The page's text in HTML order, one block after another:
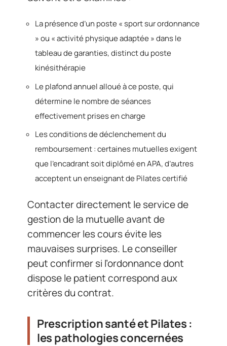
La présence d’un poste « sport sur ordonnance
» ou « activité physique adaptée » dans le
tableau de garanties, distinct du poste
kinésithérapie
Le plafond annuel alloué à ce poste, qui
détermine le nombre de séances
effectivement prises en charge
Les conditions de déclenchement du
remboursement : certaines mutuelles exigent
que l’encadrant soit diplômé en APA, d’autres
acceptent un enseignant de Pilates certifié
Contacter directement le service de
gestion de la mutuelle avant de
commencer les cours évite les
mauvaises surprises. Le conseiller
peut confirmer si l’ordonnance dont
dispose le patient correspond aux
critères du contrat.
Prescription santé et Pilates :
les pathologies concernées